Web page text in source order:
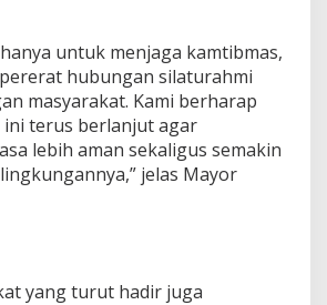
untuk menjaga kamtibmas,
hubungan silaturahmi
masyarakat. Kami berharap
terus berlanjut agar
lebih aman sekaligus semakin
jelas Mayor
yang turut hadir juga